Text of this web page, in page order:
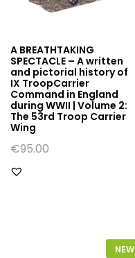
A BREATHTAKING
SPECTACLE – A written
and pictorial history of
IX TroopCarrier
Command in England
during WWII | Volume 2:
The 53rd Troop Carrier
Wing
€95.00
NEW